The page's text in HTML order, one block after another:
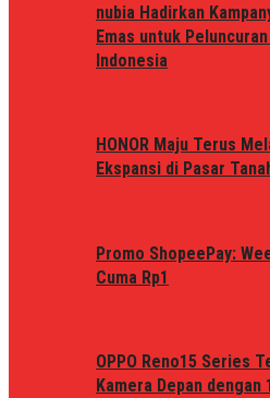
nubia Hadirkan
Emas untuk
Indonesia
HONOR Maju Terus
Ekspansi di Pasar
Promo ShopeePay:
Cuma Rp1
OPPO Reno15 Series
Kamera Depan dengan